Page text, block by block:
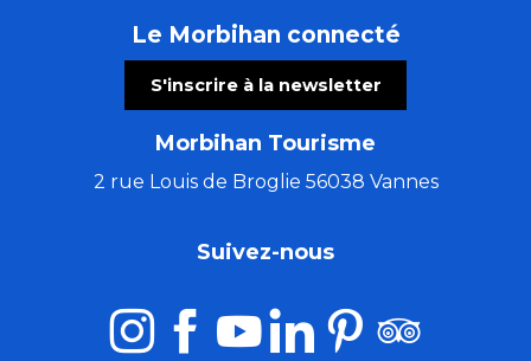
Le Morbihan connecté
S'inscrire à la newsletter
Morbihan Tourisme
2 rue Louis de Broglie 56038 Vannes
Suivez-nous